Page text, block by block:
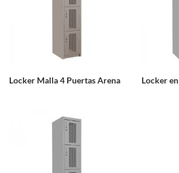
Locker Malla 4 Puertas Arena Locker